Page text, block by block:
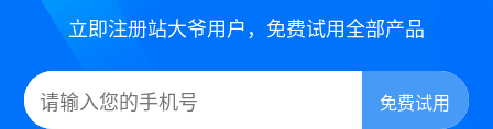
立即注册站大爷用户，免费试用全部产品